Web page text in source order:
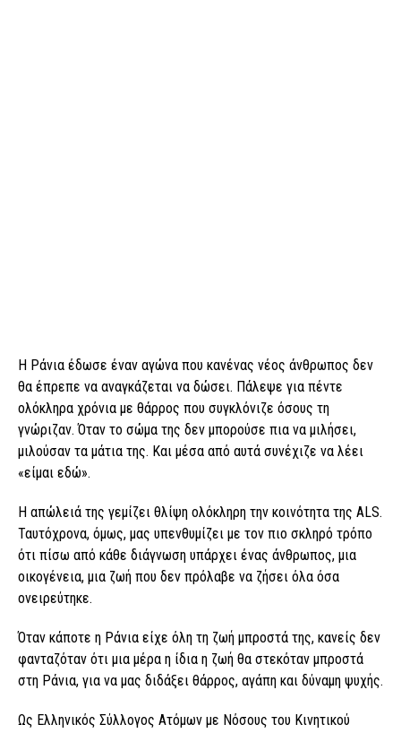
Η Ράνια έδωσε έναν αγώνα που κανένας νέος άνθρωπος δεν
θα έπρεπε να αναγκάζεται να δώσει. Πάλεψε για πέντε
ολόκληρα χρόνια με θάρρος που συγκλόνιζε όσους τη
γνώριζαν. Όταν το σώμα της δεν μπορούσε πια να μιλήσει,
μιλούσαν τα μάτια της. Και μέσα από αυτά συνέχιζε να λέει
«είμαι εδώ».
Η απώλειά της γεμίζει θλίψη ολόκληρη την κοινότητα της ALS.
Ταυτόχρονα, όμως, μας υπενθυμίζει με τον πιο σκληρό τρόπο
ότι πίσω από κάθε διάγνωση υπάρχει ένας άνθρωπος, μια
οικογένεια, μια ζωή που δεν πρόλαβε να ζήσει όλα όσα
ονειρεύτηκε.
Όταν κάποτε η Ράνια είχε όλη τη ζωή μπροστά της, κανείς δεν
φανταζόταν ότι μια μέρα η ίδια η ζωή θα στεκόταν μπροστά
στη Ράνια, για να μας διδάξει θάρρος, αγάπη και δύναμη ψυχής.
Ως Ελληνικός Σύλλογος Ατόμων με Νόσους του Κινητικού